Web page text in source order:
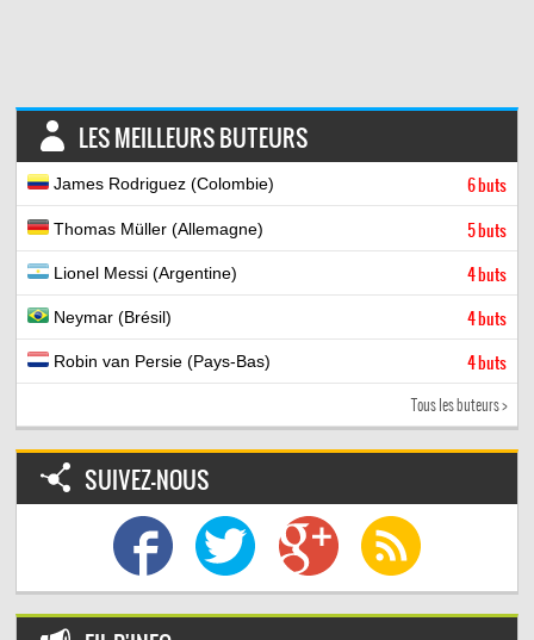
LES MEILLEURS BUTEURS
James Rodriguez (Colombie) 6 buts
Thomas Müller (Allemagne) 5 buts
Lionel Messi (Argentine) 4 buts
Neymar (Brésil) 4 buts
Robin van Persie (Pays-Bas) 4 buts
Tous les buteurs >
SUIVEZ-NOUS